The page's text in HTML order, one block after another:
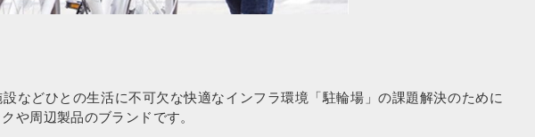
などひとの生活に不可欠な快適なインフラ環境「駐輪場」の課題解決のために
や周辺製品のブランドです。